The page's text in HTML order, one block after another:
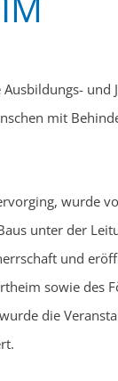
und
mit
wurde
unter der
und
sowie des
die